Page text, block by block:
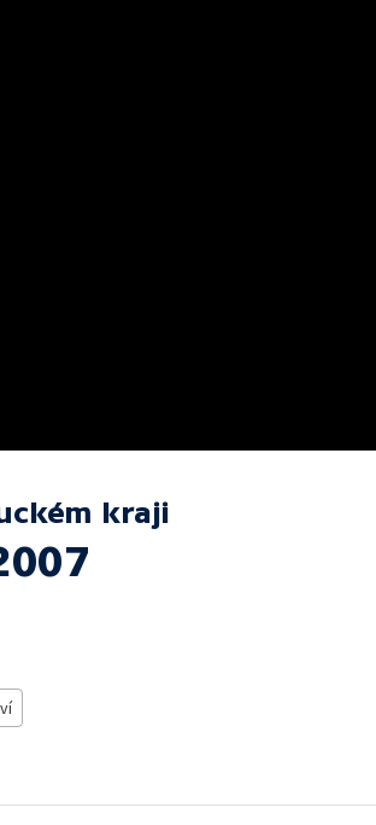
kraji